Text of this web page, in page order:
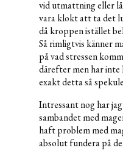
vid utmattning eller
vara klokt att ta det
då kroppen istället
Så rimligtvis känner
på vad stressen
därefter men har inte
exakt detta så
Intressant nog har
sambandet med
haft problem med
absolut fundera på